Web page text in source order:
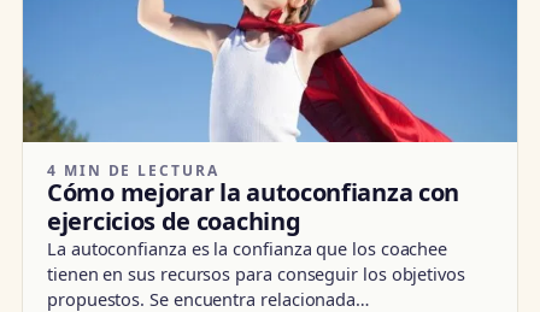
4 MIN DE LECTURA
Cómo mejorar la autoconfianza con
ejercicios de coaching
La autoconfianza es la confianza que los coachee
tienen en sus recursos para conseguir los objetivos
propuestos. Se encuentra relacionada…